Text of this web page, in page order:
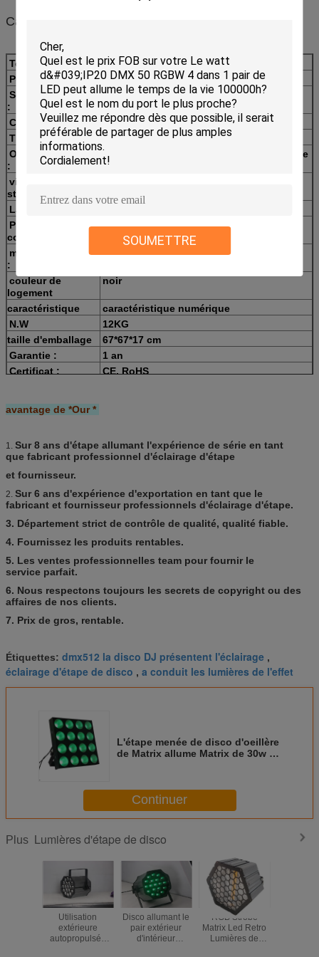
SOUMETTRE
Caractéristiques :
Tension :
110-220V 50/60HZ
Puissance :
480W
Source lumineuse
:
puissance élevée de 16pcs 30w menée
Couleur :
RVB 3in1
Titme de la vie :
6-10 millions d'heures
Obscurcissement
:
de l'obscurcissement 0-100% électronique
vitesse de
stroboscope
La Manche :
Protocole de
contrôle :
USITTDMX512,
mode de contrôle
:
DMX512, esclave/maître, autonome
couleur de
logement
noir
caractéristique
caractéristique numérique
N.W
12KG
taille d'emballage
67*67*17 cm
Garantie :
1 an
Certificat :
CE, RoHS
avantage de *Our *
1. Sur 8 ans d'étape allumant l'expérience de série en tant
que fabricant professionnel d'éclairage d'étape
et fournisseur.
2. Sur 6 ans d'expérience d'exportation en tant que le
fabricant et fournisseur professionnels d'éclairage d'étape.
3. Département strict de contrôle de qualité, qualité fiable.
4. Fournissez les produits rentables.
5. Les ventes professionnelles team pour fournir le
service parfait.
6. Nous respectons toujours les secrets de copyright ou des
affaires de nos clients.
7. Prix de gros, rentable.
Étiquettes: dmx512 la disco DJ présentent l'éclairage ,
éclairage d'étape de disco , a conduit les lumières de l'effet
L'étape menée de disco d'oeillère
de Matrix allume Matrix de 30w 4
Continuer
Plus Lumières d'étape de disco
Utilisation
extérieure
autopropulsée
Disco allumant le
pair extérieur
d'intérieur
RGB Strobe
Matrix Led Retro
Lumières de